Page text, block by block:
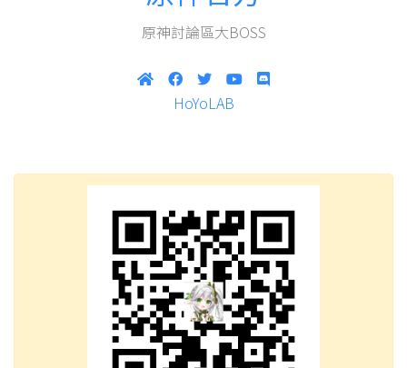
原神討論區大BOSS
HoYoLAB